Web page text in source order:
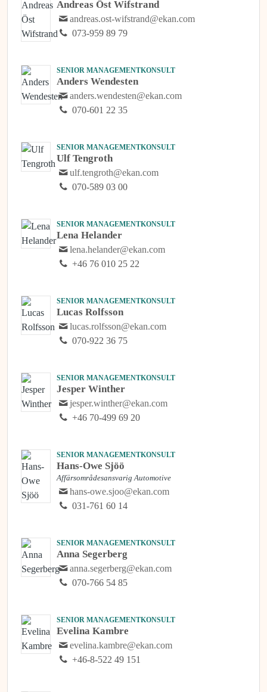
Andreas Öst Wifstrand
andreas.ost-wifstrand@ekan.com
073-959 89 79
SENIOR MANAGEMENTKONSULT
Anders Wendesten
anders.wendesten@ekan.com
070-601 22 35
SENIOR MANAGEMENTKONSULT
Ulf Tengroth
ulf.tengroth@ekan.com
070-589 03 00
SENIOR MANAGEMENTKONSULT
Lena Helander
lena.helander@ekan.com
+46 76 010 25 22
SENIOR MANAGEMENTKONSULT
Lucas Rolfsson
lucas.rolfsson@ekan.com
070-922 36 75
SENIOR MANAGEMENTKONSULT
Jesper Winther
jesper.winther@ekan.com
+46 70-499 69 20
SENIOR MANAGEMENTKONSULT
Hans-Owe Sjöö
Affärsområdesansvarig Automotive
hans-owe.sjoo@ekan.com
031-761 60 14
SENIOR MANAGEMENTKONSULT
Anna Segerberg
anna.segerberg@ekan.com
070-766 54 85
SENIOR MANAGEMENTKONSULT
Evelina Kambre
evelina.kambre@ekan.com
+46-8-522 49 151